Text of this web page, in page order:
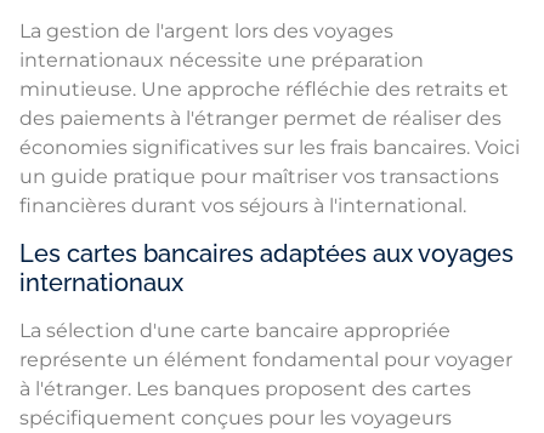
La gestion de l'argent lors des voyages
internationaux nécessite une préparation
minutieuse. Une approche réfléchie des retraits et
des paiements à l'étranger permet de réaliser des
économies significatives sur les frais bancaires. Voici
un guide pratique pour maîtriser vos transactions
financières durant vos séjours à l'international.
Les cartes bancaires adaptées aux voyages
internationaux
La sélection d'une carte bancaire appropriée
représente un élément fondamental pour voyager
à l'étranger. Les banques proposent des cartes
spécifiquement conçues pour les voyageurs